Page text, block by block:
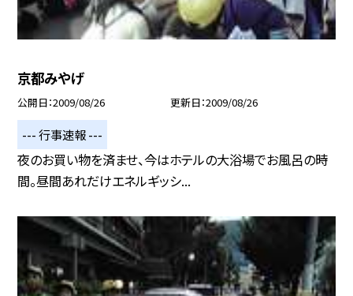
京都みやげ
公開日 2009/08/26 更新日 2009/08/26
--- 行事速報 ---
夜のお買い物を済ませ、今はホテルの大浴場でお風呂の時
間。昼間あれだけエネルギッシ...